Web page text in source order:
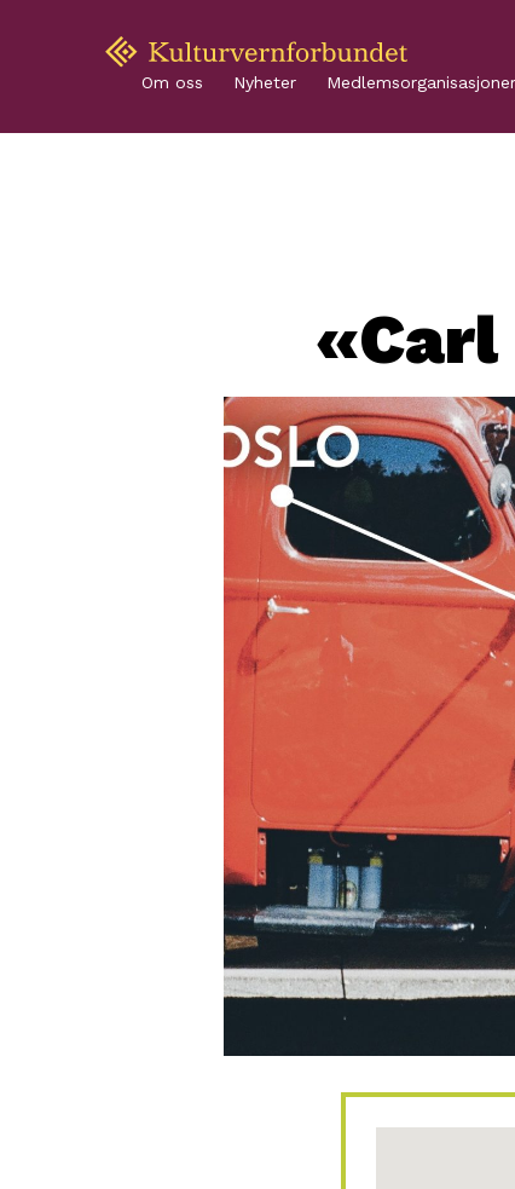
Om oss Nyheter Medlemsorganisasjoner